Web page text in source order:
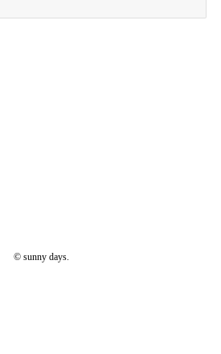
©sunny days.